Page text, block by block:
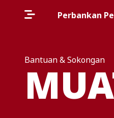
Perbankan
Bantuan & Sokongan